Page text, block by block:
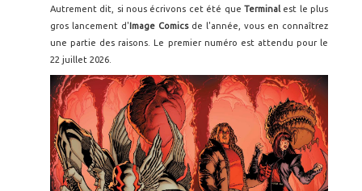
Autrement dit, si nous écrivons cet été que Terminal est le plus
gros lancement d'Image Comics de l'année, vous en connaîtrez
une partie des raisons. Le premier numéro est attendu pour le
22 juillet 2026.